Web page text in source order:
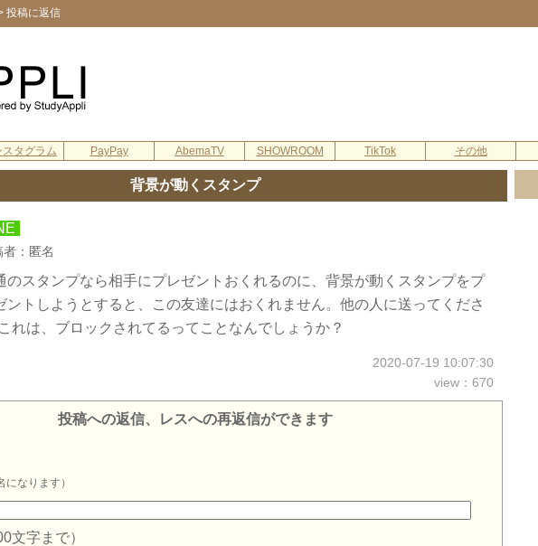
投稿に返信
スタグラム PayPay AbemaTV SHOWROOM TikTok その他
背景が動くスタンプ
者：匿名
のスタンプなら相手にプレゼントおくれるのに、背景が動くスタンプをプ
ントしようとすると、この友達にはおくれません。他の人に送ってくださ
れは、ブロックされてるってことなんでしょうか？
2020-07-19 10:07:30
view：670
投稿への返信、レスへの再返信ができます
なります）
文字まで）